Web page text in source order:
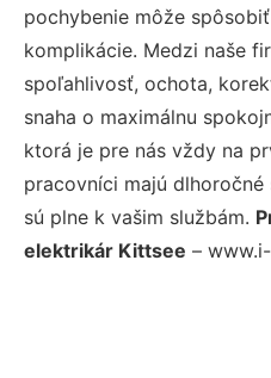
pochybenie môže
komplikácie. Medzi naše
spoľahlivosť, ochota,
snaha o maximálnu
ktorá je pre nás vždy na
pracovníci majú
sú plne k vašim službám.
elektrikár Kittsee –